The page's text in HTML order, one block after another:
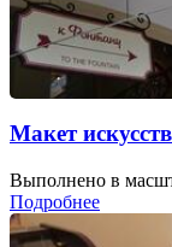
Макет
Выполнено в
Подробнее